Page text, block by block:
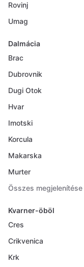
Rovinj
Umag
Dalmácia
Brac
Dubrovnik
Dugi Otok
Hvar
Imotski
Korcula
Makarska
Murter
Összes megjelenítése
Kvarner-öböl
Cres
Crikvenica
Krk